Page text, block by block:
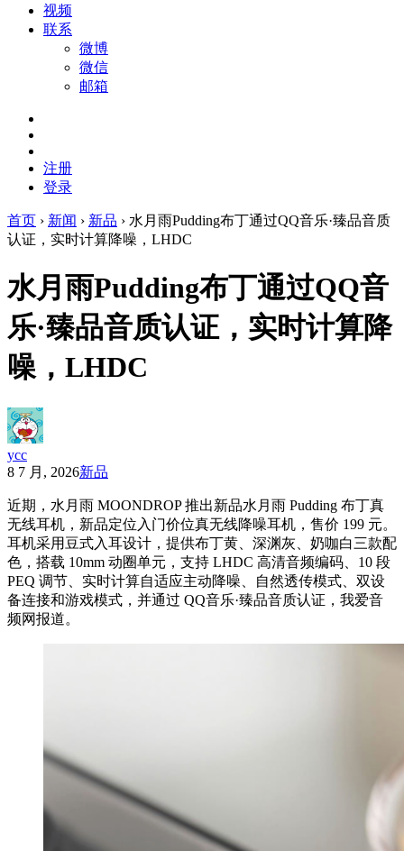
视频
联系
微博
微信
邮箱
注册
登录
首页 › 新闻 › 新品 › 水月雨Pudding布丁通过QQ音乐·臻品音质
认证，实时计算降噪，LHDC
水月雨Pudding布丁通过QQ音
乐·臻品音质认证，实时计算降
噪，LHDC
ycc
8 7 月, 2026新品
近期，水月雨 MOONDROP 推出新品水月雨 Pudding 布丁真
无线耳机，新品定位入门价位真无线降噪耳机，售价 199 元。
耳机采用豆式入耳设计，提供布丁黄、深渊灰、奶咖白三款配
色，搭载 10mm 动圈单元，支持 LHDC 高清音频编码、10 段
PEQ 调节、实时计算自适应主动降噪、自然透传模式、双设
备连接和游戏模式，并通过 QQ音乐·臻品音质认证，我爱音
频网报道。